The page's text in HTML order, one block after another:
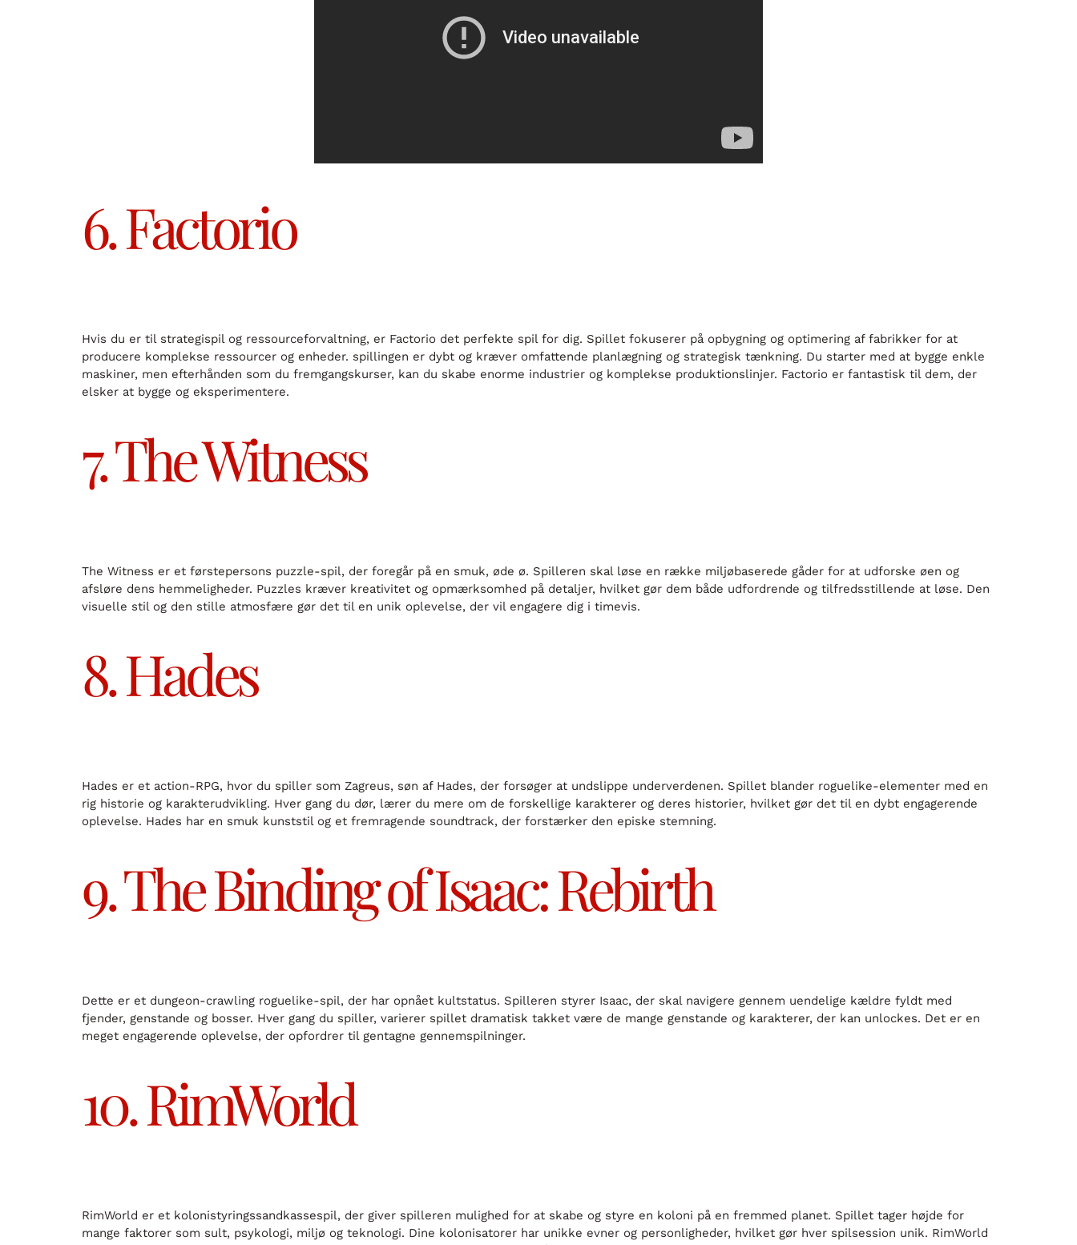
6. Factorio
Hvis du er til strategispil og ressourceforvaltning, er Factorio det perfekte spil for dig. Spillet fokuserer på opbygning og optimering af fabrikker for at
producere komplekse ressourcer og enheder. spillingen er dybt og kræver omfattende planlægning og strategisk tænkning. Du starter med at bygge enkle
maskiner, men efterhånden som du fremgangskurser, kan du skabe enorme industrier og komplekse produktionslinjer. Factorio er fantastisk til dem, der
elsker at bygge og eksperimentere.
7. The Witness
The Witness er et førstepersons puzzle-spil, der foregår på en smuk, øde ø. Spilleren skal løse en række miljøbaserede gåder for at udforske øen og
afsløre dens hemmeligheder. Puzzles kræver kreativitet og opmærksomhed på detaljer, hvilket gør dem både udfordrende og tilfredsstillende at løse. Den
visuelle stil og den stille atmosfære gør det til en unik oplevelse, der vil engagere dig i timevis.
8. Hades
Hades er et action-RPG, hvor du spiller som Zagreus, søn af Hades, der forsøger at undslippe underverdenen. Spillet blander roguelike-elementer med en
rig historie og karakterudvikling. Hver gang du dør, lærer du mere om de forskellige karakterer og deres historier, hvilket gør det til en dybt engagerende
oplevelse. Hades har en smuk kunststil og et fremragende soundtrack, der forstærker den episke stemning.
9. The Binding of Isaac: Rebirth
Dette er et dungeon-crawling roguelike-spil, der har opnået kultstatus. Spilleren styrer Isaac, der skal navigere gennem uendelige kældre fyldt med
fjender, genstande og bosser. Hver gang du spiller, varierer spillet dramatisk takket være de mange genstande og karakterer, der kan unlockes. Det er en
meget engagerende oplevelse, der opfordrer til gentagne gennemspilninger.
10. RimWorld
RimWorld er et kolonistyringssandkassespil, der giver spilleren mulighed for at skabe og styre en koloni på en fremmed planet. Spillet tager højde for
mange faktorer som sult, psykologi, miljø og teknologi. Dine kolonisatorer har unikke evner og personligheder, hvilket gør hver spilsession unik. RimWorld